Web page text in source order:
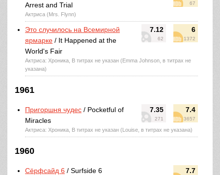
67
Arrest and Trial
Актриса (Mrs. Flynn)
7.12
62
6
1372
Это случилось на Всемирной
ярмарке / It Happened at the
World's Fair
Актриса: Хроника, В титрах не указан (Emma Johnson, в титрах не
указана)
1961
7.35
271
7.4
3657
Пригоршня чудес / Pocketful of
Miracles
Актриса: Хроника, В титрах не указан (Louise, в титрах не указана)
1960
7.7
Сёрфсайд 6 / Surfside 6